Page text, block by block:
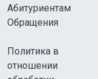
Абитуриентам
Обращения
Политика в
отношении